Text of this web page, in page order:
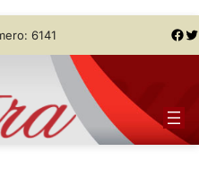
6141 Facebook Twitter